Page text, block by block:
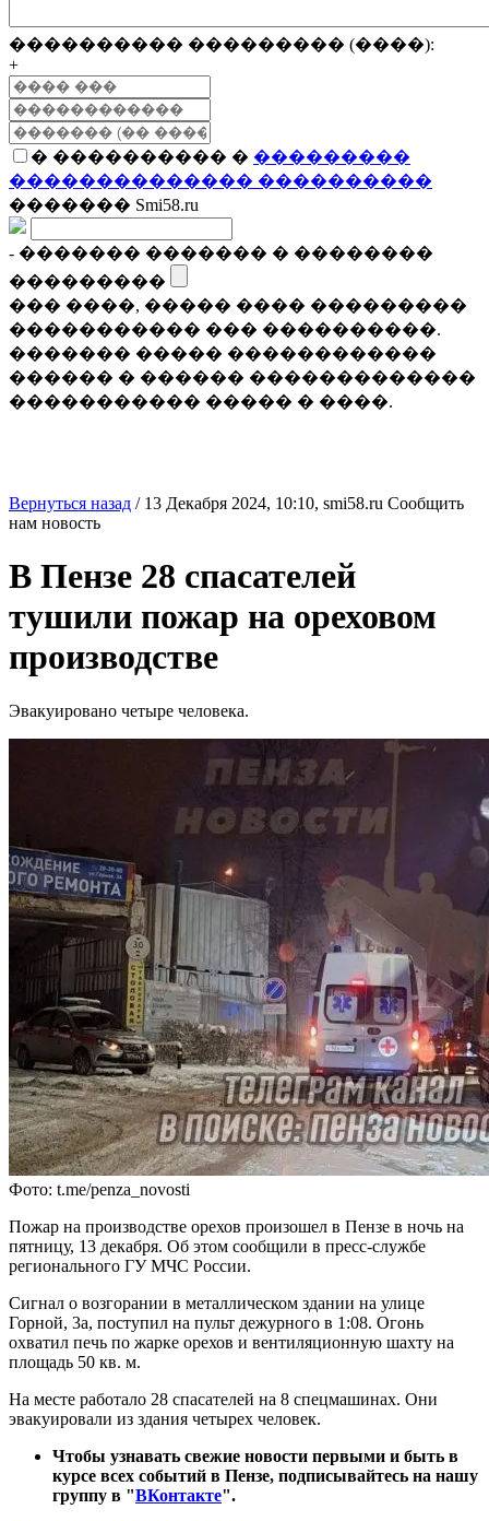
���������� ��������� (����):
+
� ���������� � ���������
�������������� ����������
������� Smi58.ru
- ������� ������� � ��������
���������
��� ����, ����� ���� ���������
����������� ��� ����������.
������� ����� ������������
������ � ������ �������������
����������� ����� � ����.
Вернуться назад / 13 Декабря 2024, 10:10, smi58.ru Сообщить
нам новость
В Пензе 28 спасателей
тушили пожар на ореховом
производстве
Эвакуировано четыре человека.
Фото: t.me/penza_novosti
Пожар на производстве орехов произошел в Пензе в ночь на
пятницу, 13 декабря. Об этом сообщили в пресс-службе
регионального ГУ МЧС России.
Сигнал о возгорании в металлическом здании на улице
Горной, 3а, поступил на пульт дежурного в 1:08. Огонь
охватил печь по жарке орехов и вентиляционную шахту на
площадь 50 кв. м.
На месте работало 28 спасателей на 8 спецмашинах. Они
эвакуировали из здания четырех человек.
Чтобы узнавать свежие новости первыми и быть в
курсе всех событий в Пензе, подписывайтесь на нашу
группу в "ВКонтакте".